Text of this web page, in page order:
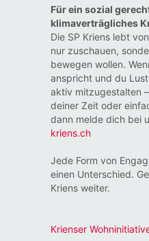
Für ein sozial
klimaverträgliches
Die SP Kriens lebt
nur zuschauen,
bewegen wollen.
anspricht und du
aktiv mitzugestalten
deiner Zeit oder
dann melde dich bei
kriens.ch
Jede Form von
einen Unterschied.
Kriens weiter.
Krienser